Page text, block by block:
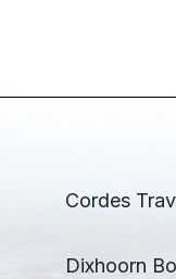
Cordes
Dixhoorn